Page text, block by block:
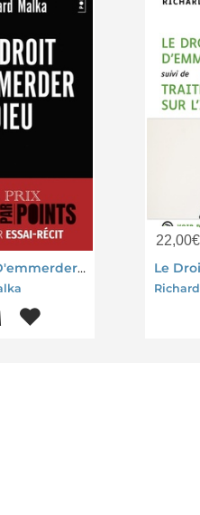
Le Droit D'emmerder Dieu
22,00€